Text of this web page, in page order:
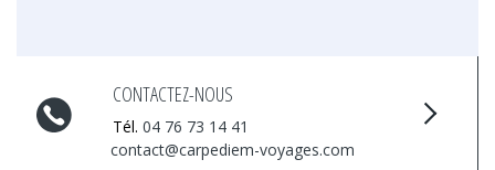
CONTACTEZ-NOUS
Tél. 04 76 73 14 41
contact@carpediem-voyages.com